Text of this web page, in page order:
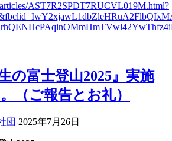
AST7R2SPDT7RUCVL019M.html?
の富士登山2025』実施
（ご報告とお礼）
団 2025年7月26日